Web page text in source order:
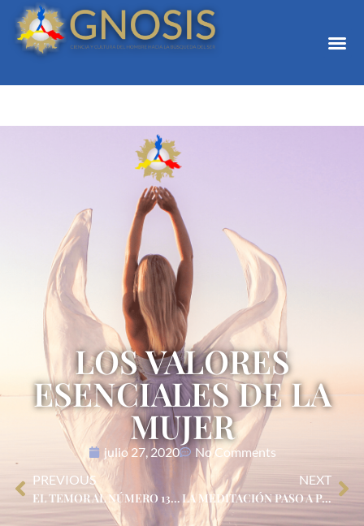
LOS VALORES
ESENCIALES DE LA
MUJER
julio 27, 2020
No Comments
PREVIOUS
EL TEMOR AL NÚMERO 13, MITO Y REALIDAD
NEXT
LA MEDITACIÓN PASO A PASO